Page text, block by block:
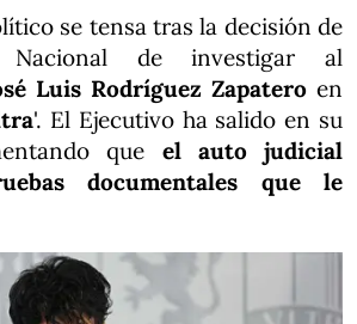
se tensa tras la decisión de
Nacional de investigar al
Luis Rodríguez Zapatero en
'. El Ejecutivo ha salido en su
que el auto judicial
documentales que le